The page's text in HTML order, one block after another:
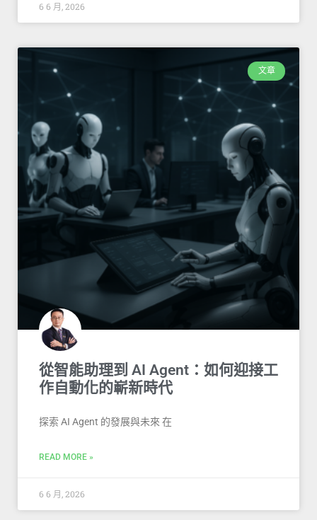
6 6 月, 2026
文章
從智能助理到 AI Agent：如何迎接工
作自動化的嶄新時代
探索 AI Agent 的發展與未來 在
READ MORE »
6 6 月, 2026